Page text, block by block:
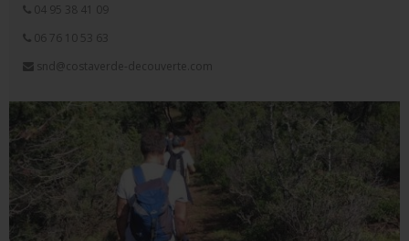
04 95 38 41 09
06 76 10 53 63
snd@costaverde-decouverte.com